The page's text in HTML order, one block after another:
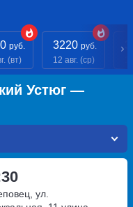
руб.
(вт)
3220 руб.
12 авг. (ср)
Устюг —
ул.